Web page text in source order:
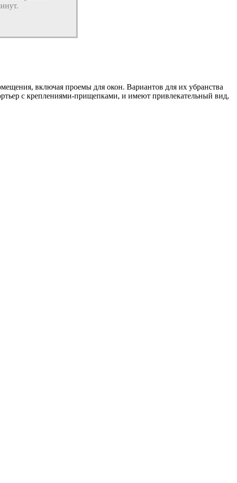
включая проемы для окон. Вариантов для их убранства
с креплениями-прищепками, и имеют привлекательный вид,